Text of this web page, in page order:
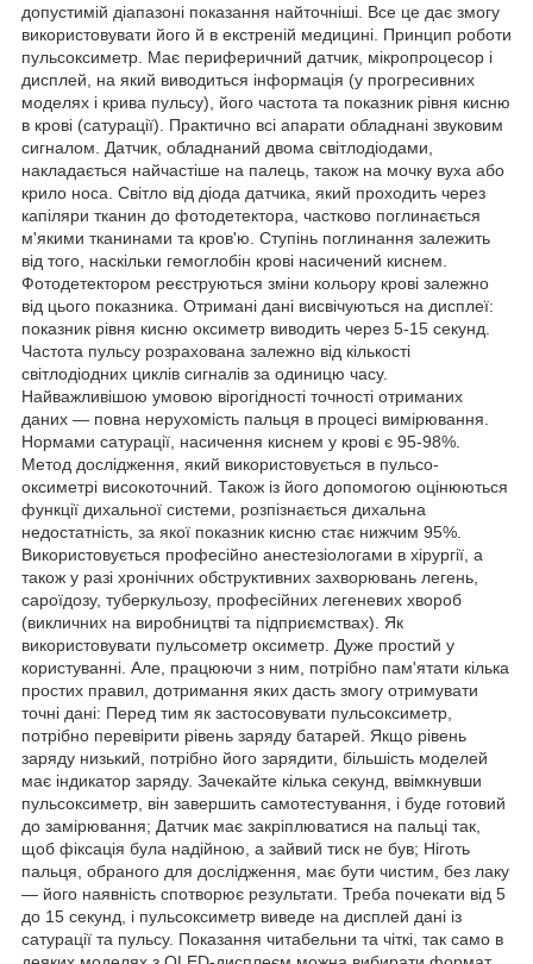
допустимій діапазоні показання найточніші. Все це дає змогу
використовувати його й в екстреній медицині. Принцип роботи
пульсоксиметр. Має периферичний датчик, мікропроцесор і
дисплей, на який виводиться інформація (у прогресивних
моделях і крива пульсу), його частота та показник рівня кисню
в крові (сатурації). Практично всі апарати обладнані звуковим
сигналом. Датчик, обладнаний двома світлодіодами,
накладається найчастіше на палець, також на мочку вуха або
крило носа. Світло від діода датчика, який проходить через
капіляри тканин до фотодетектора, частково поглинається
м'якими тканинами та кров'ю. Ступінь поглинання залежить
від того, наскільки гемоглобін крові насичений киснем.
Фотодетектором реєструються зміни кольору крові залежно
від цього показника. Отримані дані висвічуються на дисплеї:
показник рівня кисню оксиметр виводить через 5-15 секунд.
Частота пульсу розрахована залежно від кількості
світлодіодних циклів сигналів за одиницю часу.
Найважливішою умовою вірогідності точності отриманих
даних — повна нерухомість пальця в процесі вимірювання.
Нормами сатурації, насичення киснем у крові є 95-98%.
Метод дослідження, який використовується в пульсо-
оксиметрі високоточний. Також із його допомогою оцінюються
функції дихальної системи, розпізнається дихальна
недостатність, за якої показник кисню стає нижчим 95%.
Використовується професійно анестезіологами в хірургії, а
також у разі хронічних обструктивних захворювань легень,
сароїдозу, туберкульозу, професійних легеневих хвороб
(викличних на виробництві та підприємствах). Як
використовувати пульсометр оксиметр. Дуже простий у
користуванні. Але, працюючи з ним, потрібно пам'ятати кілька
простих правил, дотримання яких дасть змогу отримувати
точні дані: Перед тим як застосовувати пульсоксиметр,
потрібно перевірити рівень заряду батарей. Якщо рівень
заряду низький, потрібно його зарядити, більшість моделей
має індикатор заряду. Зачекайте кілька секунд, ввімкнувши
пульсоксиметр, він завершить самотестування, і буде готовий
до замірювання; Датчик має закріплюватися на пальці так,
щоб фіксація була надійною, а зайвий тиск не був; Ніготь
пальця, обраного для дослідження, має бути чистим, без лаку
— його наявність спотворює результати. Треба почекати від 5
до 15 секунд, і пульсоксиметр виведе на дисплей дані із
сатурації та пульсу. Показання читабельни та чіткі, так само в